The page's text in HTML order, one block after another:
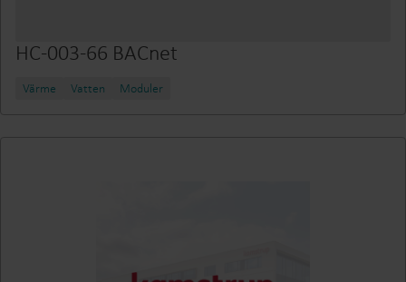
HC-003-66 BACnet
Värme Vatten Moduler